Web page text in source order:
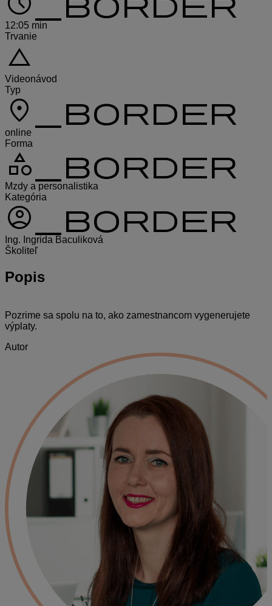
12:05 min
Trvanie
change_history
Videonávod
Typ
location_on_border
online
Forma
category_border
Mzdy a personalistika
Kategória
account_circle_border
Ing. Ingrida Baculiková
Školiteľ
Popis
Pozrime sa spolu na to, ako zamestnancom vygenerujete
výplaty.
Autor